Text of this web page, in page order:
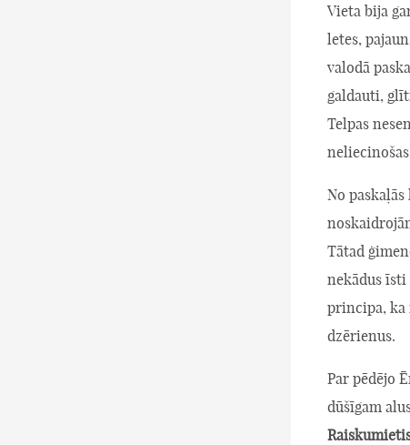
Vieta bija
letes,
valodā
galdauti,
Telpas
No
Tātad
nekādus
principa, ka
dzērienus.
Par pēdējo
dūšīgam